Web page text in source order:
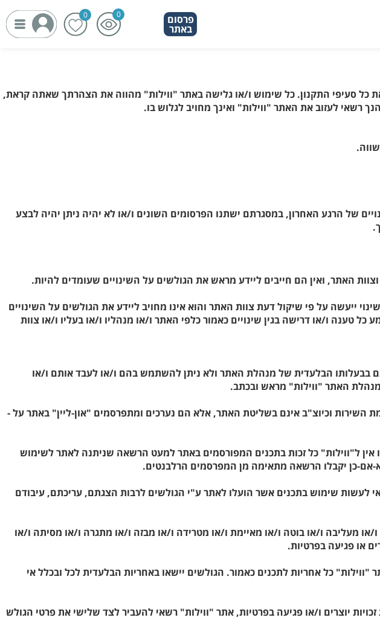
פרסום
באתר
פרסום
באתר
כל סעיפי התקנון. כל שימוש ו/או גלישה באתר "ווילות" מהווה את הצהרתך שאתה קראת,
רשאי לעזוב את האתר "ווילות" ואינך מחויב לגלוש בו.
של הרגע האחרון, במסגרתם ישתנו הפרסומים השונים ו/או לא יהיה ניתן יהיה לבצע
ייעשה על פי שיקול דעת צוות האתר והוא אינו מחויב ליידע את הגולשים על השינויים
ו/או דרישה בגין שינויים כאמור כלפי האתר ו/או מנהליו ו/או בעליו ו/או צוות
בבעלותו הבלעדית של מנהלת האתר ולא ניתן להשתמש בהם ו/או לעבד אותם ו/או
האתר "ווילות" מראש ובכתב.
השירות וכיוצ"ב אינם בשליטת האתר, אלא הם נערכים ומתפרסמים "און-ליין" באתר על -
האתר. ו אין ל"ווילות" כל זכות בתכנים המפורסמים באתר למעט הרשאה שניתנה לאתר לשימוש
אם-כן יקבלו הרשאה מתאימה מן המפרסמים הרלבנטים.
לעשות שימוש בתכנים אשר הועלו לאתר ע"י הגולשים לרבות הצגתם, עריכתם, עיבודם
מעליבה ו/או בוטה ו/או מאיימת ו/או מטרידה ו/או מבזה ו/או מתגרה ו/או מסיתה ו/או
או פגיעה בפרטיות.
כל אחריות לתכנים כאמור. הגולשים יישאו באחריות הבלעדית לכל ובכלל אי
יוצרים ו/או פגיעה בפרטיות, אתר "ווילות" רשאי להעביר לצד שלישי את פרטי הגולש